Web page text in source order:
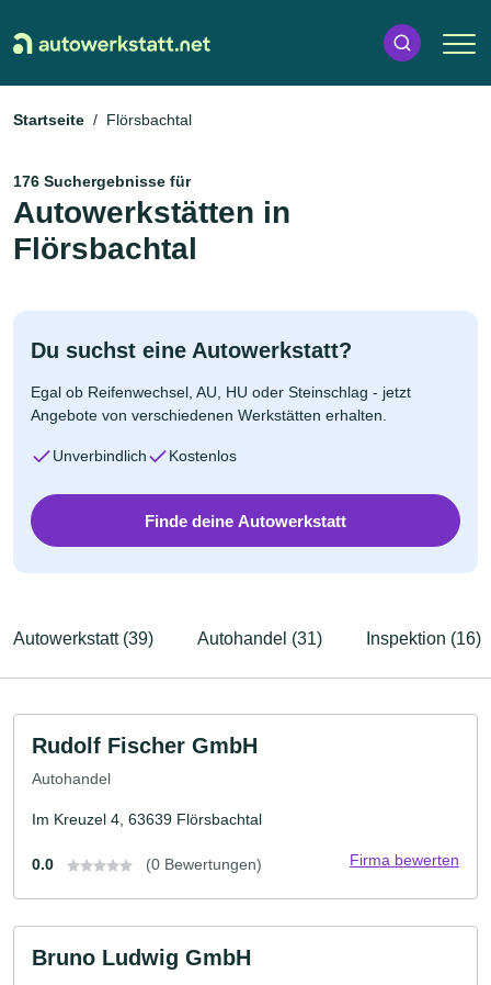
Startseite Flörsbachtal
176 Suchergebnisse für
Autowerkstätten in
Flörsbachtal
Du suchst eine Autowerkstatt?
Egal ob Reifenwechsel, AU, HU oder Steinschlag - jetzt
Angebote von verschiedenen Werkstätten erhalten.
Unverbindlich Kostenlos
Finde deine Autowerkstatt
Autowerkstatt (39) Autohandel (31) Inspektion (16)
Rudolf Fischer GmbH
Autohandel
Im Kreuzel 4, 63639 Flörsbachtal
0.0 (0 Bewertungen) Firma bewerten
Bruno Ludwig GmbH